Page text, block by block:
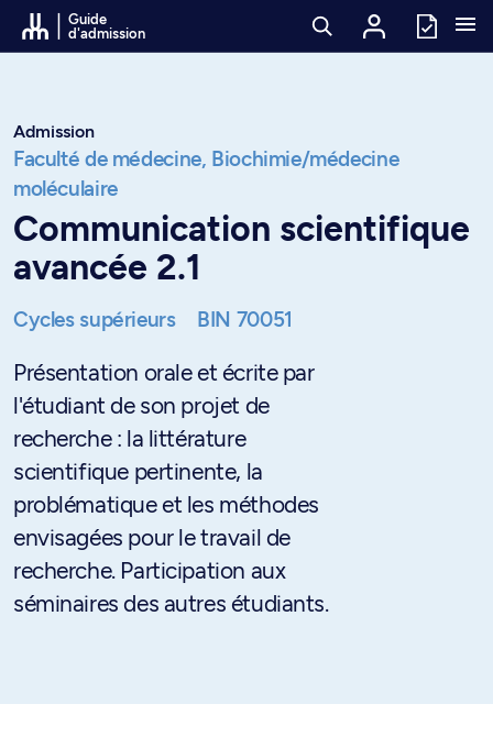
Passer au contenu
Guide
d'admission
Admission
Faculté de médecine, Biochimie/médecine
moléculaire
Communication scientifique
avancée 2.1
Cycles supérieurs BIN 70051
Présentation orale et écrite par
l'étudiant de son projet de
recherche : la littérature
scientifique pertinente, la
problématique et les méthodes
envisagées pour le travail de
recherche. Participation aux
séminaires des autres étudiants.